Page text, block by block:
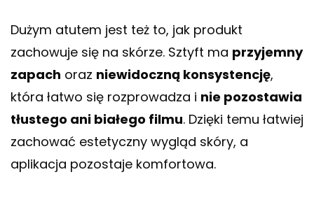
Dużym atutem jest też to, jak produkt
zachowuje się na skórze. Sztyft ma przyjemny
zapach oraz niewidoczną konsystencję,
która łatwo się rozprowadza i nie pozostawia
tłustego ani białego filmu. Dzięki temu łatwiej
zachować estetyczny wygląd skóry, a
aplikacja pozostaje komfortowa.